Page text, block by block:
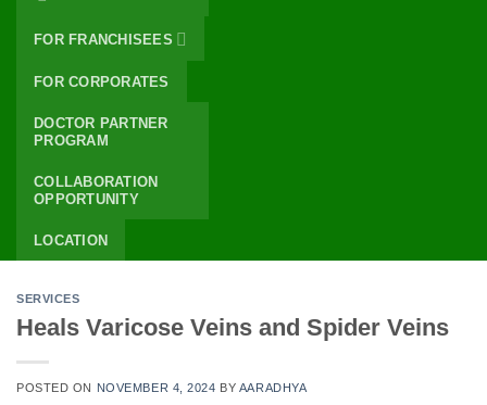
FOR FRANCHISEES
FOR CORPORATES
DOCTOR PARTNER
PROGRAM
COLLABORATION
OPPORTUNITY
LOCATION
SERVICES
Heals Varicose Veins and Spider Veins
POSTED ON NOVEMBER 4, 2024 BY AARADHYA